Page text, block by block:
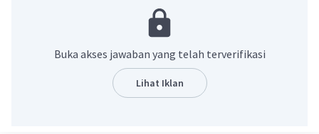
ini tidak memiliki pola penulisan atau rima yang
konsisten, jadi bisa disebut sebagai puisi bebas atau
·0.0
Buka akses jawaban yang telah terverifikasi
Lihat Iklan